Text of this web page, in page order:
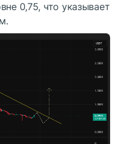
0,75, что указывает